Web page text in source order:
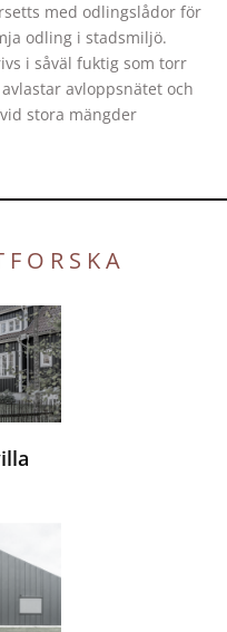
med odlingslådor för
odling i stadsmiljö.
i såväl fuktig som torr
avloppsnätet och
stora mängder